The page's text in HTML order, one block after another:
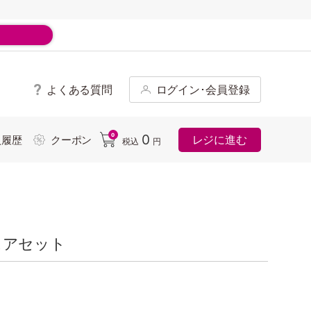
よくある質問 ログイン･会員登録
歴 クーポン 0
税込 0 円 レジに進む
セット